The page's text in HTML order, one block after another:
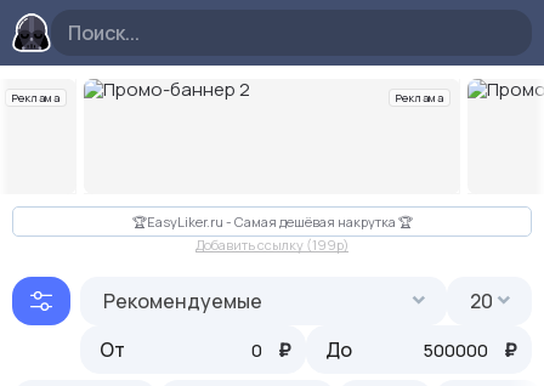
Реклама Реклама
Слайд 2 из 10
🏆EasyLiker.ru - Самая дешёвая накрутка 🏆
Добавить ссылку (199p)
Рекомендуемые
От
₽ До ₽
20